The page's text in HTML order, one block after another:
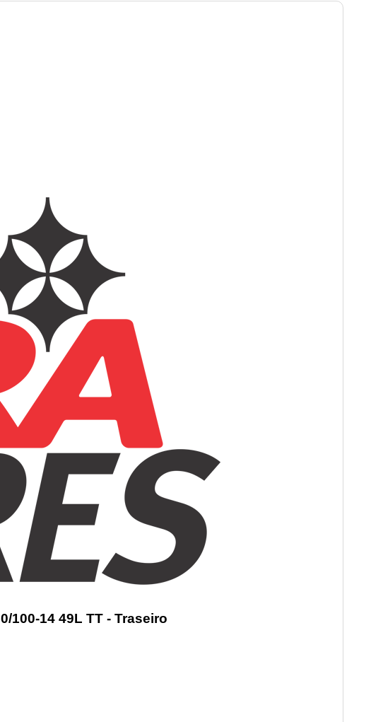
100-14 49L TT - Traseiro